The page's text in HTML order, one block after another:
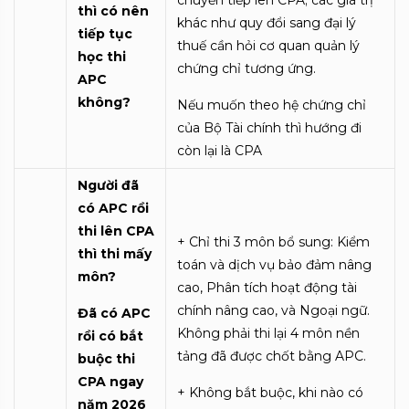
thì có nên
tiếp tục
học thi
APC
không?
khác như quy đổi sang đại lý
thuế cần hỏi cơ quan quản lý
chứng chỉ tương ứng.
Nếu muốn theo hệ chứng chỉ
của Bộ Tài chính thì hướng đi
còn lại là CPA
Người đã
có APC rồi
thi lên CPA
thì thi mấy
môn?
Đã có APC
rồi có bắt
buộc thi
CPA ngay
năm 2026
+ Chỉ thi 3 môn bổ sung: Kiểm
toán và dịch vụ bảo đảm nâng
cao, Phân tích hoạt động tài
chính nâng cao, và Ngoại ngữ.
Không phải thi lại 4 môn nền
tảng đã được chốt bằng APC.
+ Không bắt buộc, khi nào có